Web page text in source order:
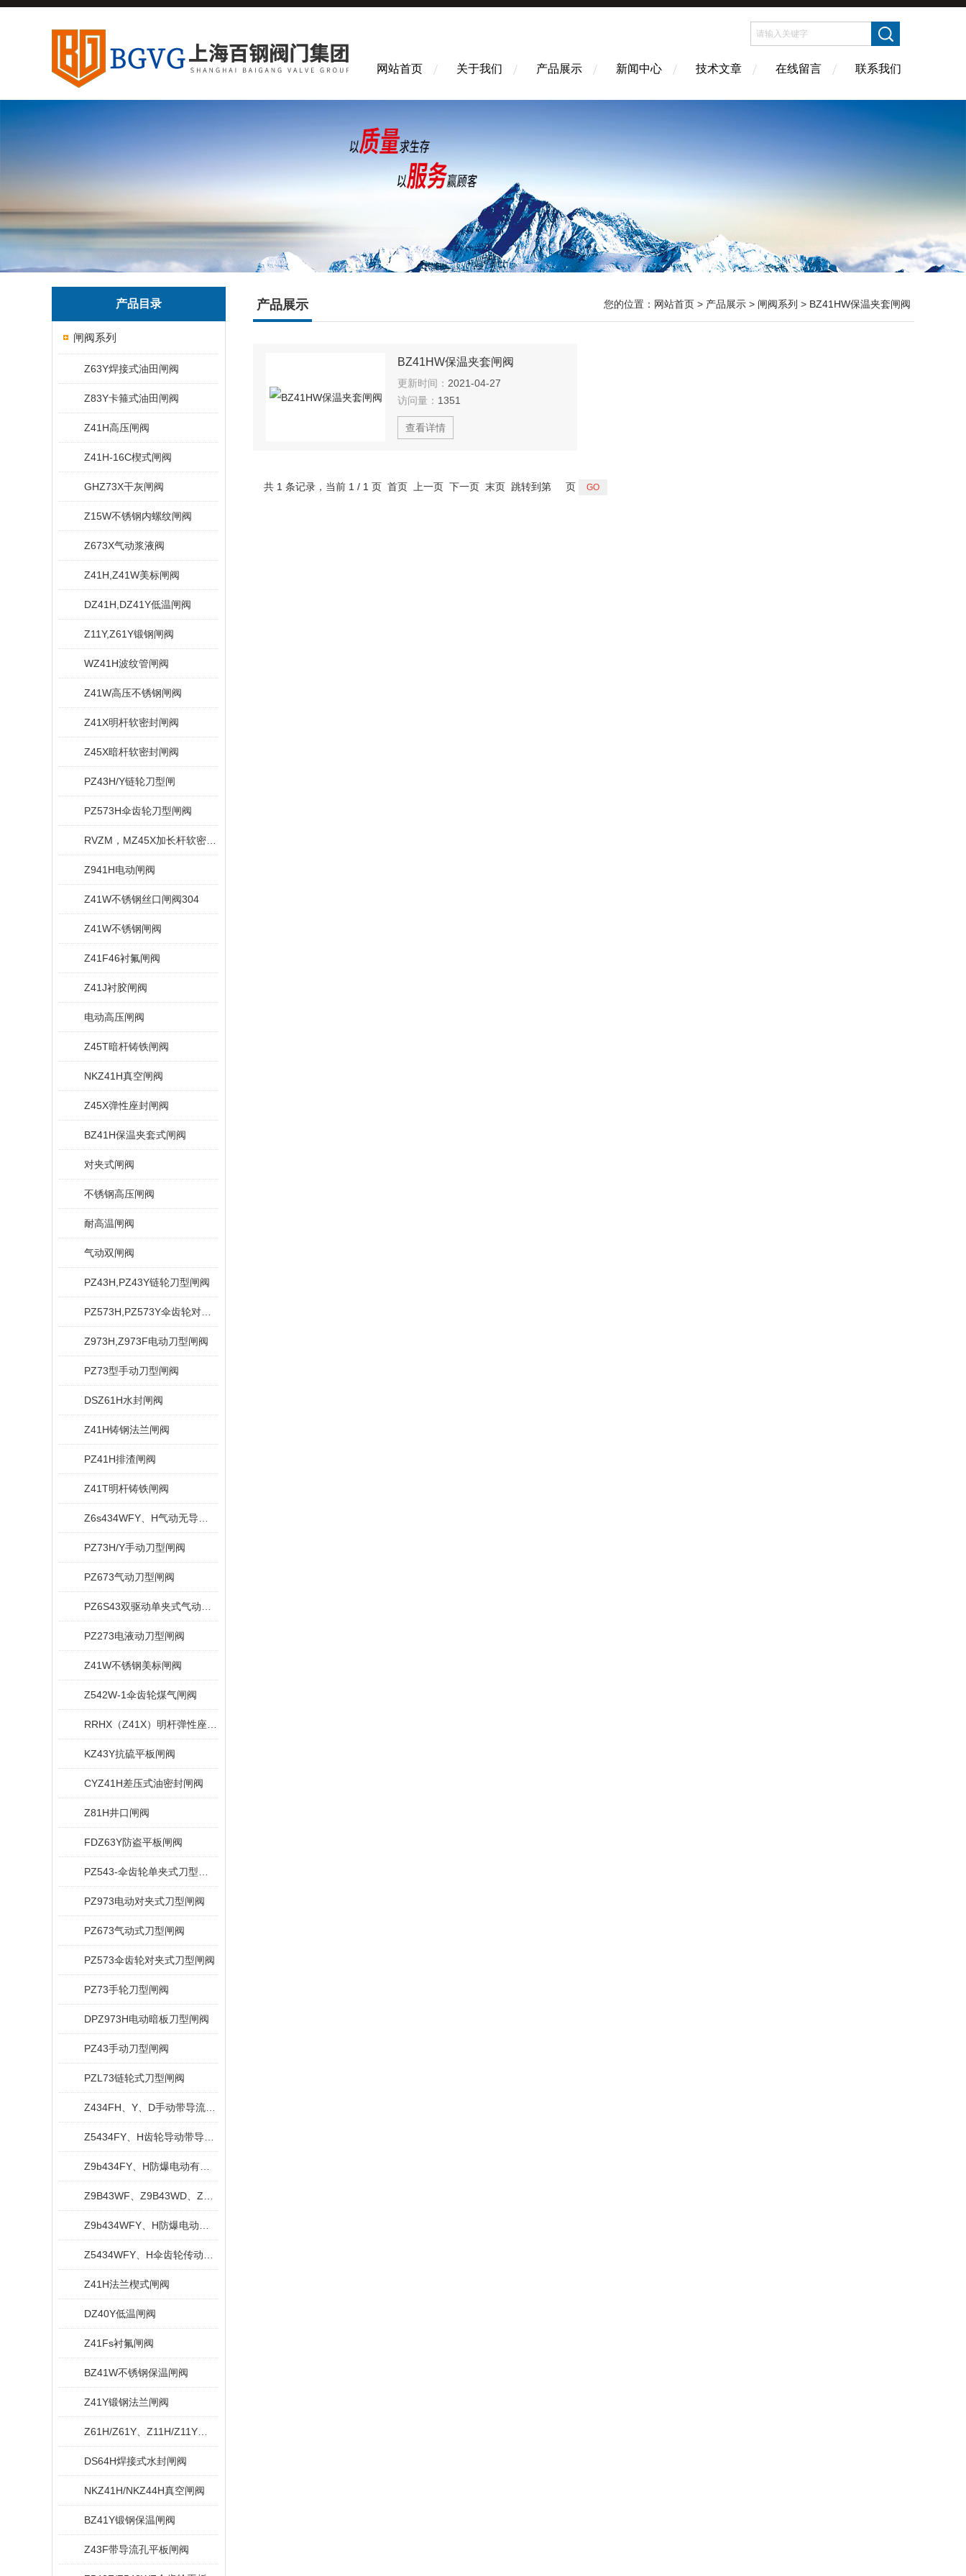
网站首页 关于我们 产品展示 新闻中心 技术文章 在线留言 联系我们
产品目录
闸阀系列
Z63Y焊接式油田闸阀
Z83Y卡箍式油田闸阀
Z41H高压闸阀
Z41H-16C楔式闸阀
GHZ73X干灰闸阀
Z15W不锈钢内螺纹闸阀
Z673X气动浆液阀
Z41H,Z41W美标闸阀
DZ41H,DZ41Y低温闸阀
Z11Y,Z61Y锻钢闸阀
WZ41H波纹管闸阀
Z41W高压不锈钢闸阀
Z41X明杆软密封闸阀
Z45X暗杆软密封闸阀
PZ43H/Y链轮刀型闸
PZ573H伞齿轮刀型闸阀
Z941H电动闸阀
Z41W不锈钢丝口闸阀304
Z41W不锈钢闸阀
Z41F46衬氟闸阀
Z41J衬胶闸阀
电动高压闸阀
Z45T暗杆铸铁闸阀
NKZ41H真空闸阀
Z45X弹性座封闸阀
BZ41H保温夹套式闸阀
对夹式闸阀
不锈钢高压闸阀
耐高温闸阀
气动双闸阀
PZ43H,PZ43Y链轮刀型闸阀
Z973H,Z973F电动刀型闸阀
PZ73型手动刀型闸阀
DSZ61H水封闸阀
Z41H铸钢法兰闸阀
PZ41H排渣闸阀
Z41T明杆铸铁闸阀
PZ73H/Y手动刀型闸阀
PZ673气动刀型闸阀
PZ273电液动刀型闸阀
Z41W不锈钢美标闸阀
Z542W-1伞齿轮煤气闸阀
KZ43Y抗硫平板闸阀
CYZ41H差压式油密封闸阀
Z81H井口闸阀
FDZ63Y防盗平板闸阀
PZ973电动对夹式刀型闸阀
PZ673气动式刀型闸阀
PZ573伞齿轮对夹式刀型闸阀
PZ73手轮刀型闸阀
DPZ973H电动暗板刀型闸阀
PZ43手动刀型闸阀
PZL73链轮式刀型闸阀
Z41H法兰楔式闸阀
DZ40Y低温闸阀
Z41Fs衬氟闸阀
BZ41W不锈钢保温闸阀
Z41Y锻钢法兰闸阀
DS64H焊接式水封闸阀
NKZ41H/NKZ44H真空闸阀
BZ41Y锻钢保温闸阀
Z43F带导流孔平板闸阀
产品展示 您的位置： 网站首页 > 产品展示 > 闸阀系列 > BZ41HW保温夹套闸阀
BZ41HW保温夹套闸阀
更新时间： 2021-04-27
访问量： 1351
查看详情
共 1 条记录，当前 1 / 1 页 首页 上一页 下一页 末页 跳转到第 页